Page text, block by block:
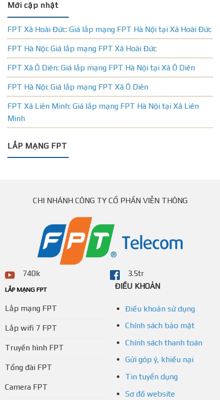
Mới cập nhật
FPT Xã Hoài Đức: Giá lắp mạng FPT Hà Nội tại Xã Hoài Đức
FPT Hà Nội: Giá lắp mạng FPT Xã Hoài Đức
FPT Xã Ô Diên: Giá lắp mạng FPT Hà Nội tại Xã Ô Diên
FPT Hà Nội: Giá lắp mạng FPT Xã Ô Diên
FPT Xã Liên Minh: Giá lắp mạng FPT Hà Nội tại Xã Liên
Minh
LẮP MẠNG FPT
CHI NHÁNH CÔNG TY CỔ PHẦN VIỄN THÔNG
740k 3.5tr
LẮP MẠNG FPT
Lắp mạng FPT
Lắp wifi 7 FPT
Truyền hình FPT
Tổng đài FPT
Camera FPT
ĐIỀU KHOẢN
Điều khoản sử dụng
Chính sách bảo mật
Chính sách thanh toán
Gửi góp ý, khiếu nại
Tin tuyển dụng
Sơ đồ website